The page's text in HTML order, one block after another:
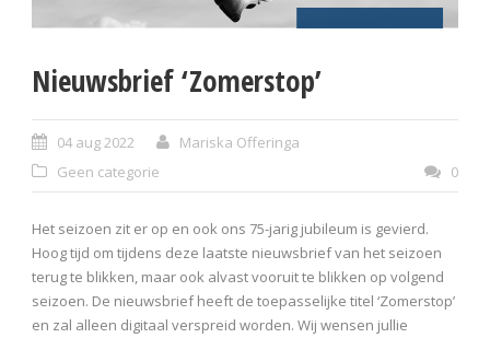
Nieuwsbrief ‘Zomerstop’
04 aug 2022
Mariska Offeringa
Geen categorie
0
Het seizoen zit er op en ook ons 75-jarig jubileum is gevierd.
Hoog tijd om tijdens deze laatste nieuwsbrief van het seizoen
terug te blikken, maar ook alvast vooruit te blikken op volgend
seizoen. De nieuwsbrief heeft de toepasselijke titel ‘Zomerstop’
en zal alleen digitaal verspreid worden. Wij wensen jullie